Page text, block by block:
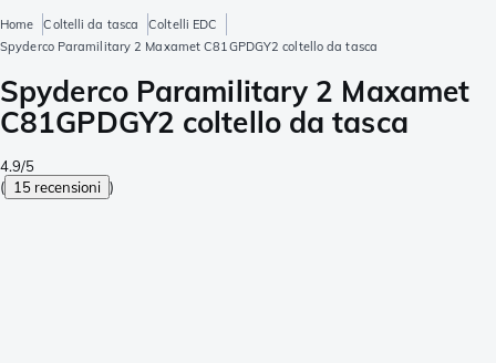
Home Coltelli da tasca
Coltelli EDC
Spyderco Paramilitary 2 Maxamet C81GPDGY2 coltello da tasca
Spyderco Paramilitary 2 Maxamet
C81GPDGY2 coltello da tasca
4.9/5
( 15 recensioni )